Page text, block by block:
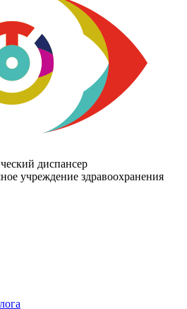
диспансер
учреждение здравоохранения